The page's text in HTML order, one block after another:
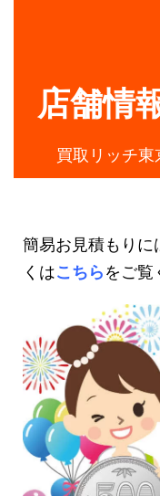
店舗情
買取リッチ
簡易お見積もりに
くはこちらをご覧